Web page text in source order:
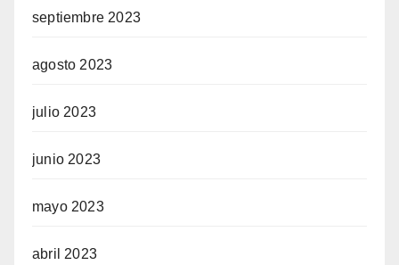
septiembre 2023
agosto 2023
julio 2023
junio 2023
mayo 2023
abril 2023